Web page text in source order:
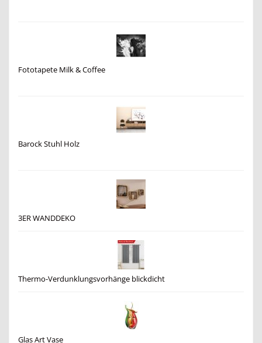
Fototapete Milk & Coffee
Barock Stuhl Holz
3ER WANDDEKO
Thermo-Verdunklungsvorhänge blickdicht
Glas Art Vase